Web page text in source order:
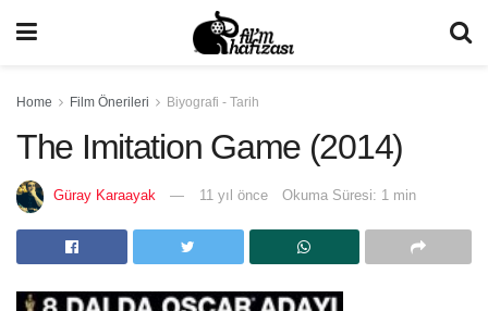
Home Film Önerileri Biyografi - Tarih
The Imitation Game (2014)
Güray Karaayak 11 yıl önce Okuma Süresi: 1 min